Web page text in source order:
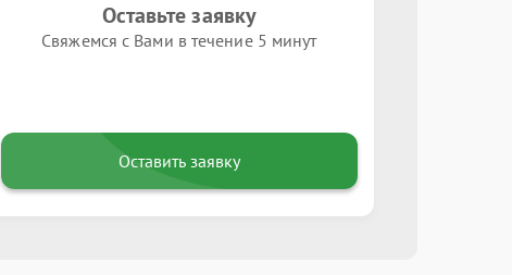
Оставьте заявку
Свяжемся с Вами в течение 5 минут
Оставить заявку